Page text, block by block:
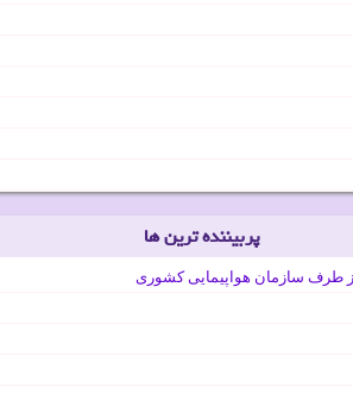
پربیننده ترین ها
طرف سازمان هواپیمایی کشوری